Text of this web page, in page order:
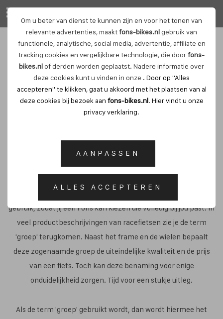
Om u beter van dienst te kunnen zijn en voor het tonen van
relevante advertenties, maaktfons-bikes.nlgebruik van
functionele, analytische, social media, advertentie, affiliate en
tracking cookies en vergelijkbare technologie, die doorfons-
bikes.nlof derden worden geplaatst. Nadere informatie over
deze cookies kunt u vinden in onze . Door op "Alles
accepteren" te klikken, gaat u akkoord met het plaatsen van al
deze cookies bij bezoek aan fons-bikes.nl. Hier vindt u onze
privacy verklaring.
AANPASSEN
ALLES ACCEPTEREN
Welke groepsets zijn er
leverbaar op jouw Fons?
01 mei, 2017
AFMONTAGES VAN SHIMANO EN CAMPAGNOLO
gebruik, zodat jij een Fons kan kiezen die volledig bij jou past. In
veel productbeschrijvingen van racefietsen zie je de term
'groep' terugkomen. Naast het frame en de wielen bepaalt
deze zogenaamde groep de uiteindelijke kwaliteit en de prijs
van een fiets. Toch kan deze benaming voor enige
onduidelijkheid zorgen. Tijd voor een stukje uitleg.
Als de term 'groep' gebruikt wordt, dan wordt hiermee het